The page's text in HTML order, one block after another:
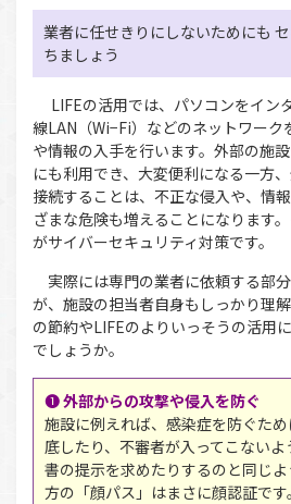
業者に任せきりにしないためにも
ちましょう
LIFEの活用では、パソコンをイン
線LAN（Wi−Fi）などのネットワーク
や情報の入手を行います。外部の施
にも利用でき、大変便利になる一方
接続することは、不正な侵入や、情
ざまな危険も増えることになります
がサイバーセキュリティ対策です。
実際には専門の業者に依頼する部
が、施設の担当者自身もしっかり理
の節約やLIFEのよりいっそうの活用
でしょうか。
❶外部からの攻撃や侵入を防ぐ
施設に例えれば、感染症を防ぐた
底したり、不審者が入ってこない
書の提示を求めたりするのと同じ
方の「顔パス」はまさに顔認証です。